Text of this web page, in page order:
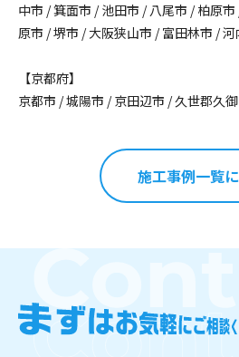
中市 / 箕面市 / 池田市 / 八尾市 / 柏原
原市 / 堺市 / 大阪狭山市 / 富田林市 /
【京都府】
京都市 / 城陽市 / 京田辺市 / 久世郡久
施工事例一覧